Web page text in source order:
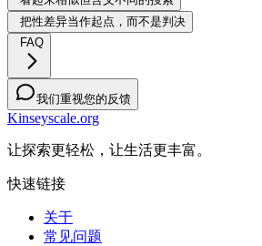
把性差异当作起点，而不是判决
FAQ
我们重视您的反馈
Kinseyscale.org
让探索更轻松，让生活更丰富。
快速链接
关于
常见问题